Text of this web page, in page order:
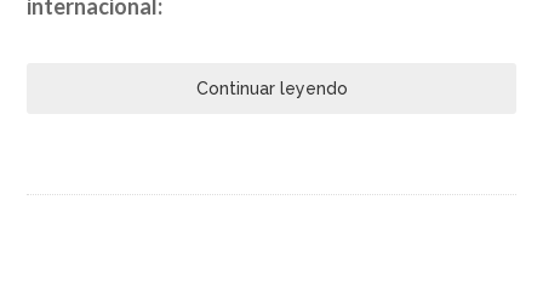
internacional:
Continuar leyendo